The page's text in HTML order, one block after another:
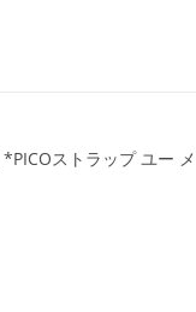
*PICOストラップ ユー